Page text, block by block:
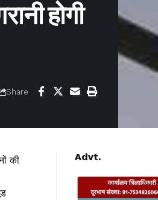
होगी
Share
की
Advt.